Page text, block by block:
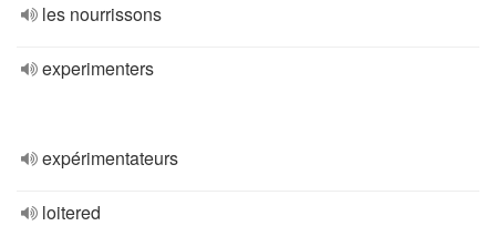
les nourrissons
experimenters
expérimentateurs
loitered